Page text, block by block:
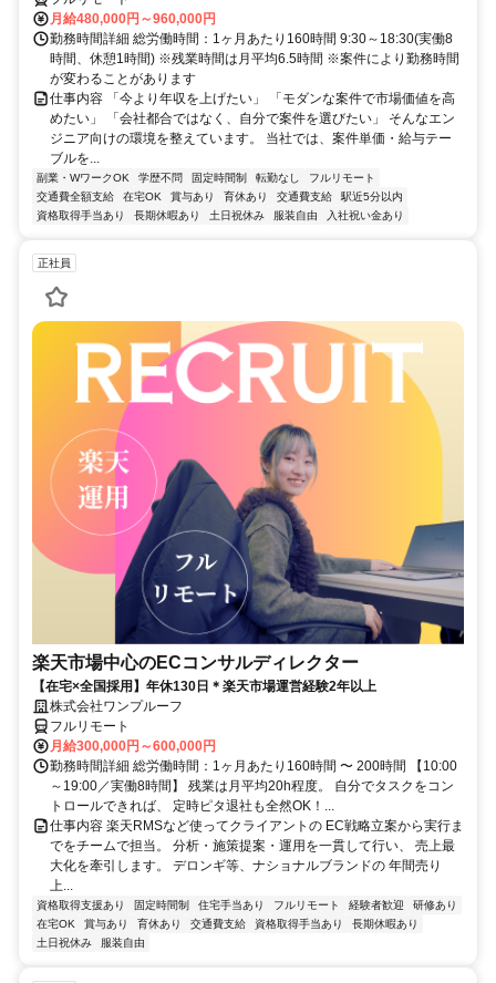
月給480,000円～960,000円
勤務時間詳細 総労働時間：1ヶ月あたり160時間 9:30～18:30(実働8
時間、休憩1時間) ※残業時間は月平均6.5時間 ※案件により勤務時間
が変わることがあります
仕事内容 「今より年収を上げたい」 「モダンな案件で市場価値を高
めたい」 「会社都合ではなく、自分で案件を選びたい」 そんなエン
ジニア向けの環境を整えています。 当社では、案件単価・給与テー
ブルを...
副業・WワークOK 学歴不問 固定時間制 転勤なし
フルリモート
交通費全額支給
在宅OK 賞与あり 育休あり 交通費支給
駅近5分以内
資格取得手当あり
長期休暇あり 土日祝休み 服装自由 入社祝い金あり
正社員
楽天市場中心のECコンサルディレクター
【在宅×全国採用】年休130日＊楽天市場運営経験2年以上
株式会社ワンプルーフ
フルリモート
月給300,000円～600,000円
勤務時間詳細 総労働時間：1ヶ月あたり160時間 〜 200時間 【10:00
～19:00／実働8時間】 残業は月平均20h程度。 自分でタスクをコン
トロールできれば、 定時ピタ退社も全然OK！...
仕事内容 楽天RMSなど使ってクライアントの EC戦略立案から実行ま
でをチームで担当。 分析・施策提案・運用を一貫して行い、 売上最
大化を牽引します。 デロンギ等、ナショナルブランドの 年間売り
上...
資格取得支援あり 固定時間制 住宅手当あり フルリモート 経験者歓迎
研修あり
在宅OK
賞与あり 育休あり 交通費支給 資格取得手当あり
長期休暇あり
土日祝休み
服装自由